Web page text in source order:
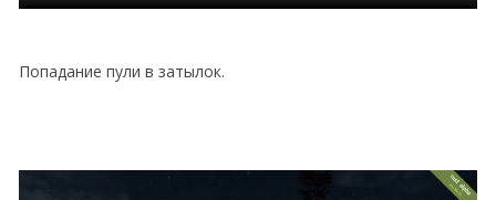
Попадание пули в затылок.